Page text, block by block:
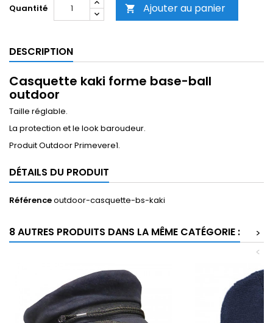
Quantité  Ajouter au panier
DESCRIPTION
Casquette kaki forme base-ball
outdoor
Taille réglable.
La protection et le look baroudeur.
Produit Outdoor Primevere1.
DÉTAILS DU PRODUIT
Référenceoutdoor-casquette-bs-kaki
8 AUTRES PRODUITS DANS LA MÊME CATÉGORIE :
>
<